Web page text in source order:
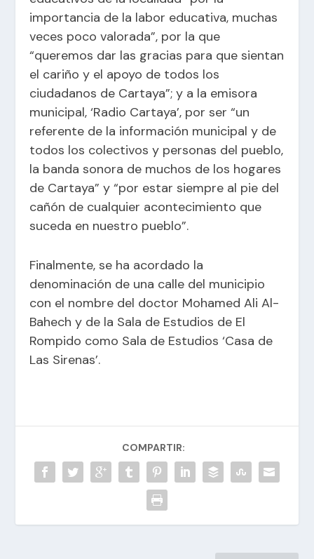
importancia de la labor educativa, muchas
veces poco valorada”, por la que
“queremos dar las gracias para que sientan
el cariño y el apoyo de todos los
ciudadanos de Cartaya”; y a la emisora
municipal, ‘Radio Cartaya’, por ser “un
referente de la información municipal y de
todos los colectivos y personas del pueblo,
la banda sonora de muchos de los hogares
de Cartaya” y “por estar siempre al pie del
cañón de cualquier acontecimiento que
suceda en nuestro pueblo”.
Finalmente, se ha acordado la
denominación de una calle del municipio
con el nombre del doctor Mohamed Ali Al-
Bahech y de la Sala de Estudios de El
Rompido como Sala de Estudios ‘Casa de
Las Sirenas’.
COMPARTIR: